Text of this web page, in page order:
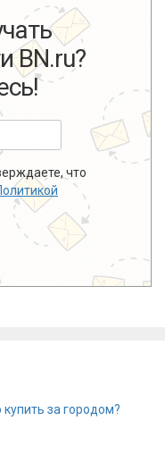
BN.ru?
что
за городом?